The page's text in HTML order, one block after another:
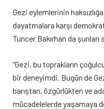
Gezi eylemlerinin
dayatmalara karşı
Tuncer Bakırhan da şunları
“Gezi, bu toprakların
bir deneyimdi. Bugün de
barıştan, özgürlükten ve
mücadelelerde yaşamaya